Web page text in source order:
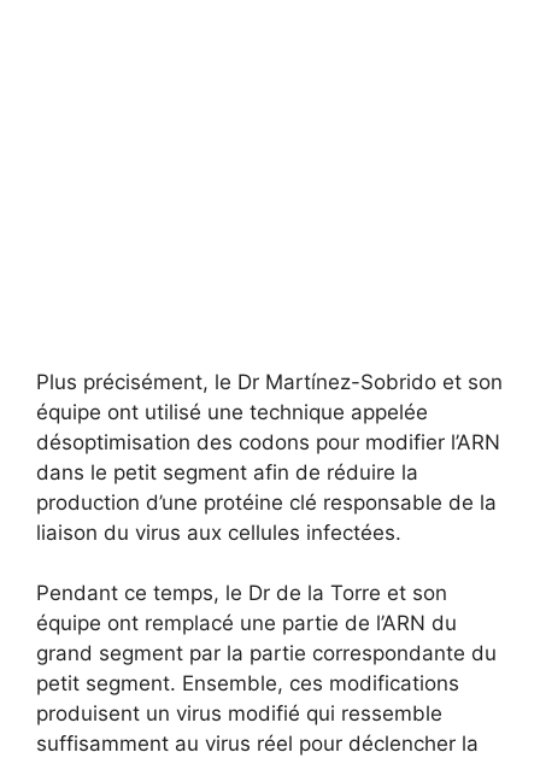
Plus précisément, le Dr Martínez-Sobrido et son
équipe ont utilisé une technique appelée
désoptimisation des codons pour modifier l’ARN
dans le petit segment afin de réduire la
production d’une protéine clé responsable de la
liaison du virus aux cellules infectées.
Pendant ce temps, le Dr de la Torre et son
équipe ont remplacé une partie de l’ARN du
grand segment par la partie correspondante du
petit segment. Ensemble, ces modifications
produisent un virus modifié qui ressemble
suffisamment au virus réel pour déclencher la